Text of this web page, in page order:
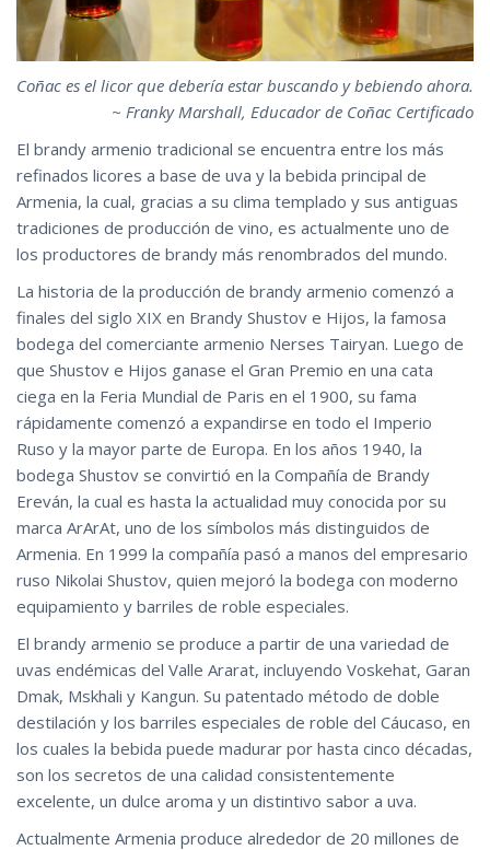
Coñac es el licor que debería estar buscando y bebiendo ahora.
~ Franky Marshall, Educador de Coñac Certificado
El brandy armenio tradicional se encuentra entre los más
refinados licores a base de uva y la bebida principal de
Armenia, la cual, gracias a su clima templado y sus antiguas
tradiciones de producción de vino, es actualmente uno de
los productores de brandy más renombrados del mundo.
La historia de la producción de brandy armenio comenzó a
finales del siglo XIX en Brandy Shustov e Hijos, la famosa
bodega del comerciante armenio Nerses Tairyan. Luego de
que Shustov e Hijos ganase el Gran Premio en una cata
ciega en la Feria Mundial de Paris en el 1900, su fama
rápidamente comenzó a expandirse en todo el Imperio
Ruso y la mayor parte de Europa. En los años 1940, la
bodega Shustov se convirtió en la Compañía de Brandy
Ereván, la cual es hasta la actualidad muy conocida por su
marca ArArAt, uno de los símbolos más distinguidos de
Armenia. En 1999 la compañía pasó a manos del empresario
ruso Nikolai Shustov, quien mejoró la bodega con moderno
equipamiento y barriles de roble especiales.
El brandy armenio se produce a partir de una variedad de
uvas endémicas del Valle Ararat, incluyendo Voskehat, Garan
Dmak, Mskhali y Kangun. Su patentado método de doble
destilación y los barriles especiales de roble del Cáucaso, en
los cuales la bebida puede madurar por hasta cinco décadas,
son los secretos de una calidad consistentemente
excelente, un dulce aroma y un distintivo sabor a uva.
Actualmente Armenia produce alrededor de 20 millones de